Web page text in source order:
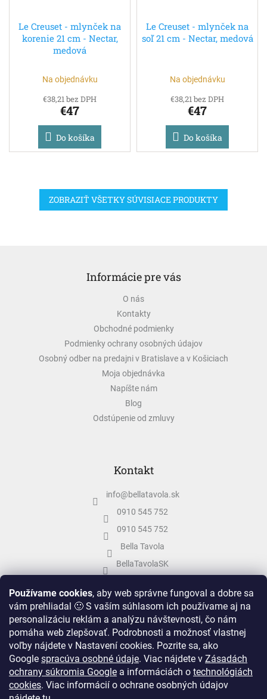
Používame cookies, aby web správne fungoval a dobre sa
vám prehliadal 🙂 S vaším súhlasom ich používame aj na
personalizáciu reklám a analýzu návštevnosti, čo nám
pomáha web zlepšovať. Podrobnosti a možnosť vlastnej
voľby nájdete v Nastavení cookies. Pozrite sa, ako
Google spracúva osobné údaje. Viac nájdete v Zásadách
ochrany súkromia Google a informáciách o technológiách
cookies. Viac informácií o ochrane osobných údajov
Le Creuset - mlynček na
korenie 21 cm - Nectar,
medová
Na objednávku
€38,21 bez DPH
€47
Do košíka
Le Creuset - mlynček na
soľ 21 cm - Nectar, medová
Na objednávku
€38,21 bez DPH
€47
Do košíka
ZOBRAZIŤ VŠETKY SÚVISIACE PRODUKTY
Informácie pre vás
O nás
Kontakty
Obchodné podmienky
Podmienky ochrany osobných údajov
Osobný odber na predajni v Bratislave a v Košiciach
Moja objednávka
Napíšte nám
Blog
Odstúpenie od zmluvy
Kontakt
info@bellatavola.sk
0910 545 752
0910 545 752
Bella Tavola
BellaTavolaSK